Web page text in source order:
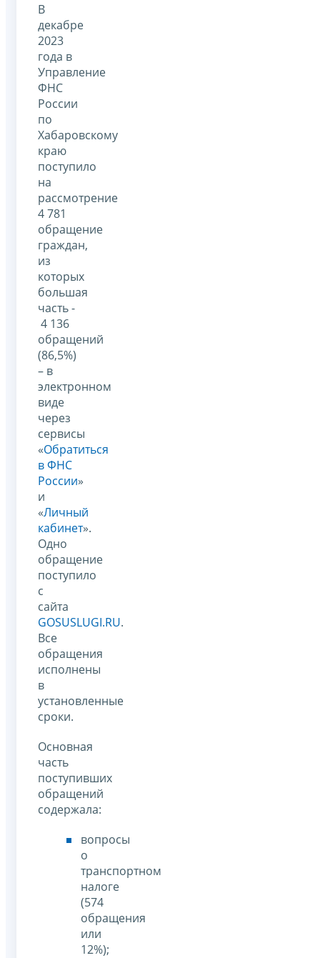
В
декабре
2023
года в
Управление
ФНС
России
по
Хабаровскому
краю
поступило
на
рассмотрение
4 781
обращение
граждан,
из
которых
большая
часть -
4 136
обращений
(86,5%)
– в
электронном
виде
через
сервисы
«Обратиться
в ФНС
России»
и
«Личный
кабинет».
Одно
обращение
поступило
с
сайта
GOSUSLUGI.RU.
Все
обращения
исполнены
в
установленные
сроки.
Основная
часть
поступивших
обращений
содержала:
вопросы
о
транспортном
налоге
(574
обращения
или
12%);